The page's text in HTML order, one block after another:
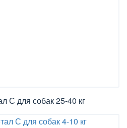
С для собак 25-40 кг